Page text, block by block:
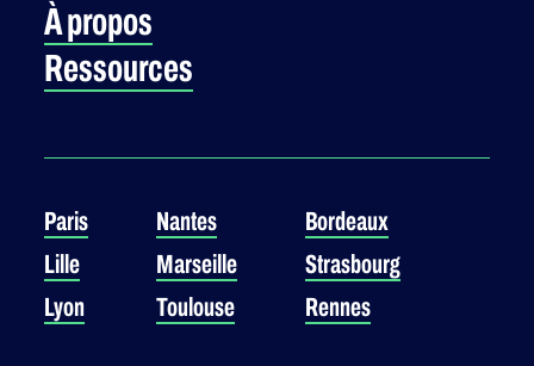
À propos
Ressources
Paris
Lille
Lyon
Nantes
Marseille
Toulouse
Bordeaux
Strasbourg
Rennes